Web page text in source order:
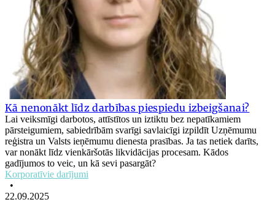
Kā nenonākt līdz darbības piespiedu izbeigšanai?
Lai veiksmīgi darbotos, attīstītos un iztiktu bez nepatīkamiem
pārsteigumiem, sabiedrībām svarīgi savlaicīgi izpildīt Uzņēmumu
reģistra un Valsts ieņēmumu dienesta prasības. Ja tas netiek darīts,
var nonākt līdz vienkāršotās likvidācijas procesam. Kādos
gadījumos to veic, un kā sevi pasargāt?
Korporatīvie darījumi
•
22.09.2025